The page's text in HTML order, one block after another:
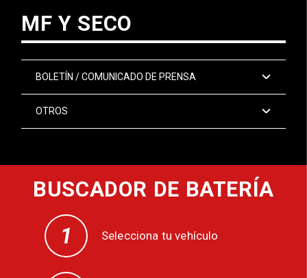
MF Y SECO
BOLETÍN / COMUNICADO DE PRENSA
OTROS
BUSCADOR DE BATERÍA
Selecciona tu vehículo